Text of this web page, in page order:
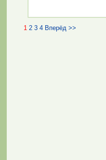
1 2 3 4 Вперёд >>